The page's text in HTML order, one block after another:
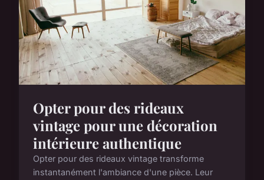
Opter pour des rideaux
vintage pour une décoration
intérieure authentique
Opter pour des rideaux vintage transforme
instantanément l'ambiance d'une pièce. Leur